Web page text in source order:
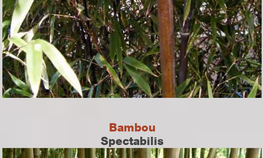
Bambou
Spectabilis